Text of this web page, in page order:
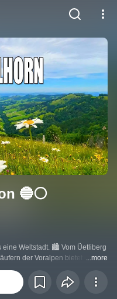
🔵⚪️
eine Weltstadt. 🏙️ Vom Üetliberg
der Voralpen bietet die
mit Seeblick, Wäldern und
Touren in 4K.
...more